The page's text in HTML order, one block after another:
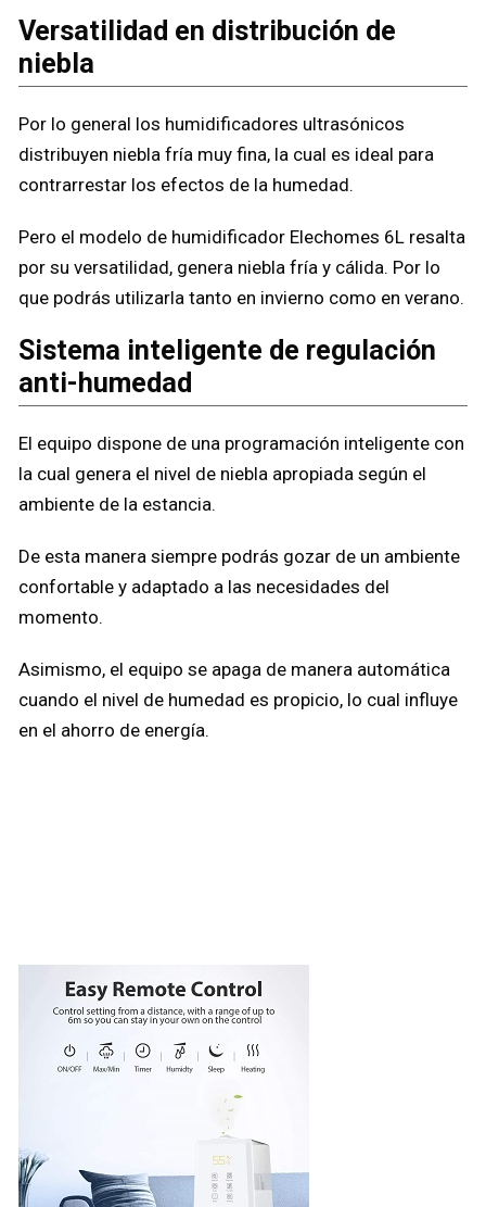
Versatilidad en distribución de
niebla
Por lo general los humidificadores ultrasónicos
distribuyen niebla fría muy fina, la cual es ideal para
contrarrestar los efectos de la humedad.
Pero el modelo de humidificador Elechomes 6L resalta
por su versatilidad, genera niebla fría y cálida. Por lo
que podrás utilizarla tanto en invierno como en verano.
Sistema inteligente de regulación
anti-humedad
El equipo dispone de una programación inteligente con
la cual genera el nivel de niebla apropiada según el
ambiente de la estancia.
De esta manera siempre podrás gozar de un ambiente
confortable y adaptado a las necesidades del
momento.
Asimismo, el equipo se apaga de manera automática
cuando el nivel de humedad es propicio, lo cual influye
en el ahorro de energía.